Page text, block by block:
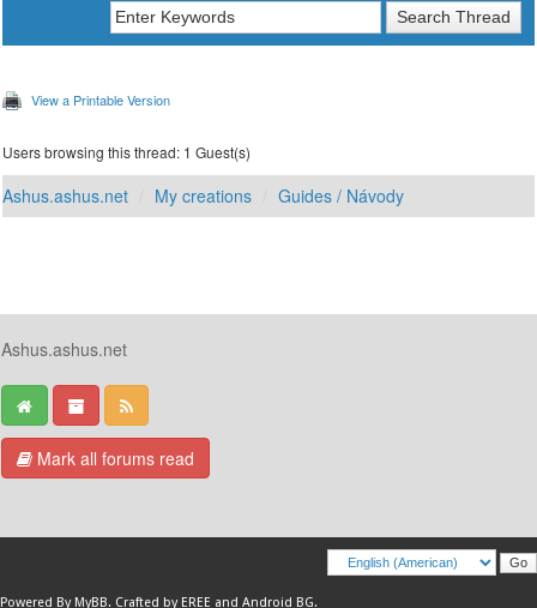
View a Printable Version
Users browsing this thread: 1 Guest(s)
Ashus.ashus.net My creations Guides / Návody
Ashus.ashus.net
Mark all forums read
Powered By MyBB. Crafted by EREE and Android BG.